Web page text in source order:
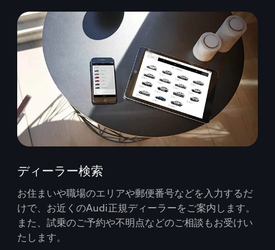
ディーラー検索
お住まいや職場のエリアや郵便番号などを入力するだ
けで、お近くのAudi正規ディーラーをご案内します。
また、試乗のご予約や不明点などのご相談もお受けい
たします。